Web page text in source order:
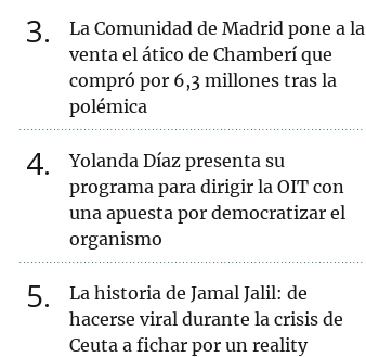
3
La Comunidad de Madrid pone a la
venta el ático de Chamberí que
compró por 6,3 millones tras la
polémica
4
Yolanda Díaz presenta su
programa para dirigir la OIT con
una apuesta por democratizar el
organismo
5
La historia de Jamal Jalil: de
hacerse viral durante la crisis de
Ceuta a fichar por un reality